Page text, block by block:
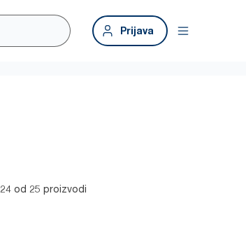
Prijava
24 od 25 proizvodi